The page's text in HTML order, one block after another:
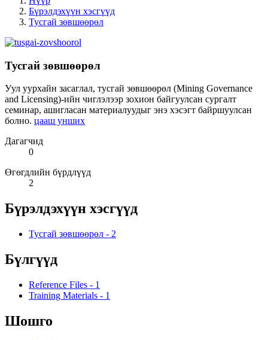
Бүрэлдэхүүн хэсгүүд
Тусгай зөвшөөрөл
Тусгай зөвшөөрөл
Уул уурхайн засаглал, тусгай зөвшөөрөл (Mining Governance
and Licensing)-ийн чиглэлээр зохион байгуулсан сургалт
семинар, ашигласан материалуудыг энэ хэсэгт байршуулсан
болно. цааш унших
Дагагчид
0
Өгөгдлийн бүрдлүүд
2
Бүрэлдэхүүн хэсгүүд
Тусгай зөвшөөрөл - 2
Бүлгүүд
Reference Files - 1
Training Materials - 1
Шошго